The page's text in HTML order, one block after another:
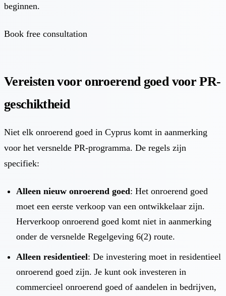
beginnen.
Book free consultation
Vereisten voor onroerend goed voor PR-
geschiktheid
Niet elk onroerend goed in Cyprus komt in aanmerking
voor het versnelde PR-programma. De regels zijn
specifiek:
Alleen nieuw onroerend goed: Het onroerend goed
moet een eerste verkoop van een ontwikkelaar zijn.
Herverkoop onroerend goed komt niet in aanmerking
onder de versnelde Regelgeving 6(2) route.
Alleen residentieel: De investering moet in residentieel
onroerend goed zijn. Je kunt ook investeren in
commercieel onroerend goed of aandelen in bedrijven,